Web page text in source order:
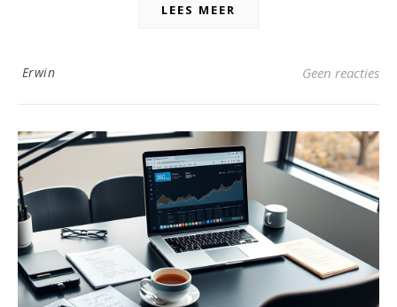
LEES MEER
Erwin Geen reacties